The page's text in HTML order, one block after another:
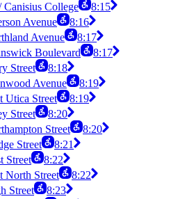
Canisius College
8:15
Avenue
8:16
Avenue
8:17
Boulevard
8:17
Street
8:18
Avenue
8:19
Utica Street
8:19
Street
8:20
Street
8:20
Street
8:21
Street
8:22
North Street
8:22
Street
8:23